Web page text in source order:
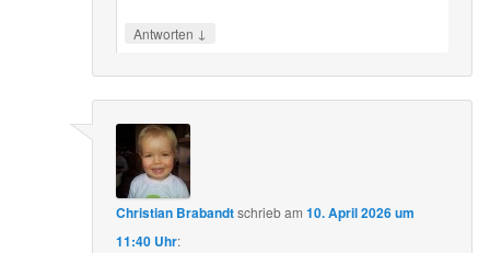
Antworten ↓
Christian Brabandtschriebam10. April 2026 um
11:40 Uhr: